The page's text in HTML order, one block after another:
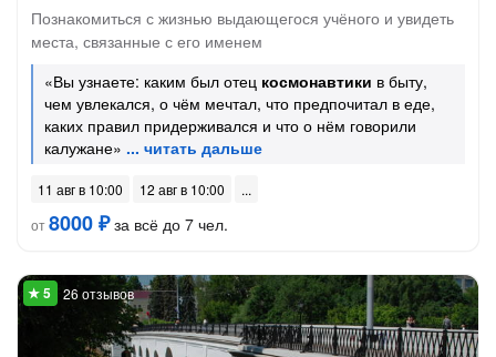
Познакомиться с жизнью выдающегося учёного и увидеть
места, связанные с его именем
«Вы узнаете: каким был отец космонавтики в быту,
чем увлекался, о чём мечтал, что предпочитал в еде,
каких правил придерживался и что о нём говорили
калужане»
11 авг в 10:00
12 авг в 10:00
от8000 ₽за всё до 7 чел.
26 отзывов